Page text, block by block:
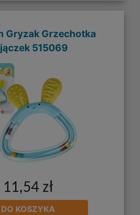
Gryzak Grzechotka
515069
11,54 zł
DO KOSZYKA